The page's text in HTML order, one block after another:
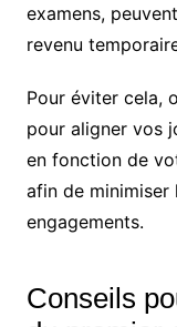
examens,
revenu
Pour éviter cela,
pour aligner vos
en fonction de
afin de minimiser
engagements.
Conseils